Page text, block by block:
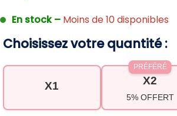
En stock – Moins de 10 disponibles
Choisissez votre quantité :
X1 X2
5% OFFERT
PRÉFÉRÉ